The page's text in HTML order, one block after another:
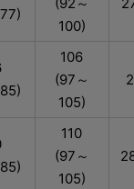
(92～
100)
106
(97～
105)
110
(97～
105)